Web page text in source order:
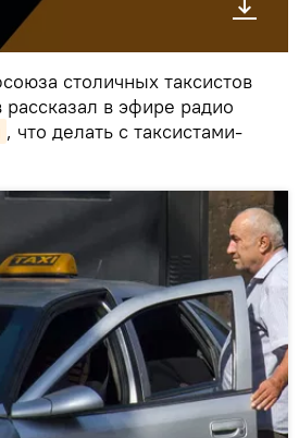
столичных таксистов
в эфире радио
, что делать с таксистами-